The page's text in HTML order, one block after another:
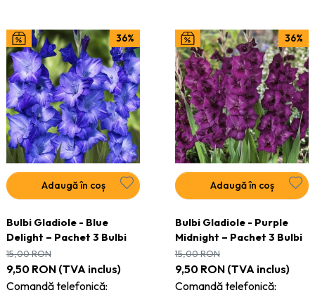
36%
Adaugă în coș
Bulbi Gladiole - Blue
Delight – Pachet 3 Bulbi
9,50 RON(TVA inclus)
Comandă telefonică:
15,00RON
36%
Adaugă în coș
Bulbi Gladiole - Purple
Midnight – Pachet 3 Bulbi
9,50 RON(TVA inclus)
Comandă telefonică:
15,00RON